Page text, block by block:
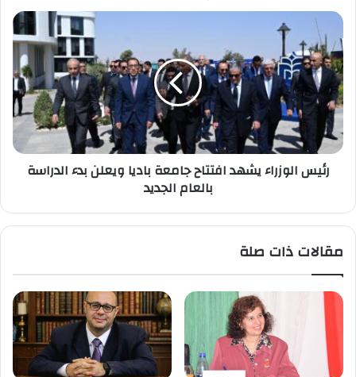
الرومانية
رئيس
الوزراء
يشهد
افتتاح
جامعة
باديا
ويعلن
بدء
الدراسة
بالعامرئيس الوزراء يشهد افتتاح جامعة باديا ويعلن بدء الدراسة
بالعام الجديد
مقالات ذات صلة